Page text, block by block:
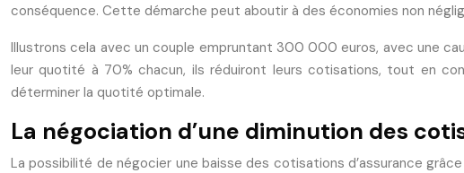
conséquence. Cette démarche peut aboutir à des économies non
Illustrons cela avec un couple empruntant 300 000 euros, avec une
leur quotité à 70% chacun, ils réduiront leurs cotisations, tout en
déterminer la quotité optimale.
La négociation d’une diminution des
La possibilité de négocier une baisse des cotisations d’assurance